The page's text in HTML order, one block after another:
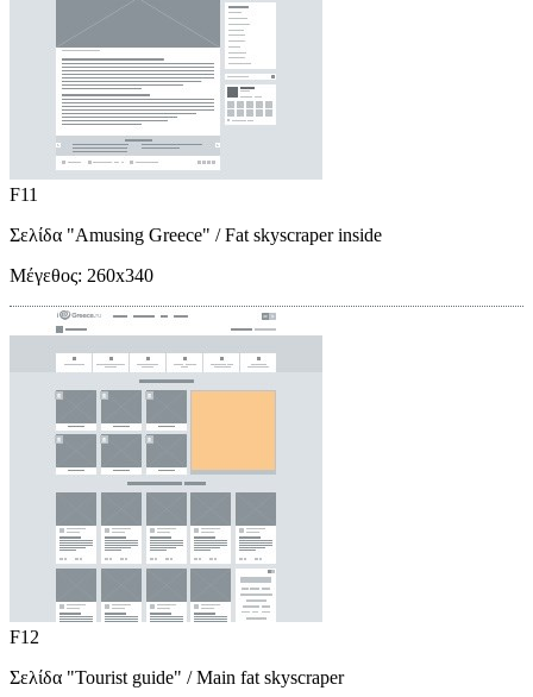
F11
Σελίδα "Amusing Greece" / Fat skyscraper inside
Μέγεθος: 260x340
F12
Σελίδα "Tourist guide" / Main fat skyscraper